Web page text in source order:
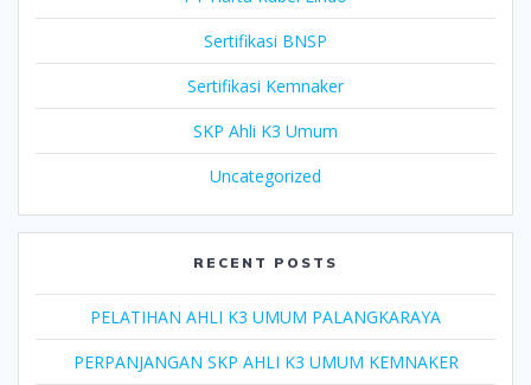
Sertifikasi BNSP
Sertifikasi Kemnaker
SKP Ahli K3 Umum
Uncategorized
RECENT POSTS
PELATIHAN AHLI K3 UMUM PALANGKARAYA
PERPANJANGAN SKP AHLI K3 UMUM KEMNAKER